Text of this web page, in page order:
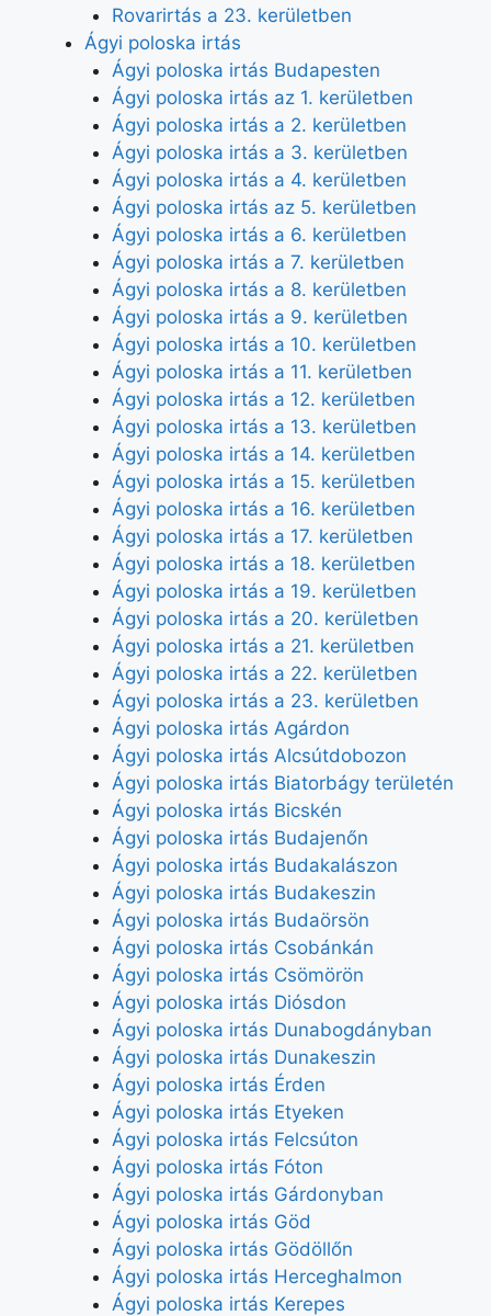
Rovarirtás a 23. kerületben
Ágyi poloska irtás
Ágyi poloska irtás Budapesten
Ágyi poloska irtás az 1. kerületben
Ágyi poloska irtás a 2. kerületben
Ágyi poloska irtás a 3. kerületben
Ágyi poloska irtás a 4. kerületben
Ágyi poloska irtás az 5. kerületben
Ágyi poloska irtás a 6. kerületben
Ágyi poloska irtás a 7. kerületben
Ágyi poloska irtás a 8. kerületben
Ágyi poloska irtás a 9. kerületben
Ágyi poloska irtás a 10. kerületben
Ágyi poloska irtás a 11. kerületben
Ágyi poloska irtás a 12. kerületben
Ágyi poloska irtás a 13. kerületben
Ágyi poloska irtás a 14. kerületben
Ágyi poloska irtás a 15. kerületben
Ágyi poloska irtás a 16. kerületben
Ágyi poloska irtás a 17. kerületben
Ágyi poloska irtás a 18. kerületben
Ágyi poloska irtás a 19. kerületben
Ágyi poloska irtás a 20. kerületben
Ágyi poloska irtás a 21. kerületben
Ágyi poloska irtás a 22. kerületben
Ágyi poloska irtás a 23. kerületben
Ágyi poloska irtás Agárdon
Ágyi poloska irtás Alcsútdobozon
Ágyi poloska irtás Biatorbágy területén
Ágyi poloska irtás Bicskén
Ágyi poloska irtás Budajenőn
Ágyi poloska irtás Budakalászon
Ágyi poloska irtás Budakeszin
Ágyi poloska irtás Budaörsön
Ágyi poloska irtás Csobánkán
Ágyi poloska irtás Csömörön
Ágyi poloska irtás Diósdon
Ágyi poloska irtás Dunabogdányban
Ágyi poloska irtás Dunakeszin
Ágyi poloska irtás Érden
Ágyi poloska irtás Etyeken
Ágyi poloska irtás Felcsúton
Ágyi poloska irtás Fóton
Ágyi poloska irtás Gárdonyban
Ágyi poloska irtás Göd
Ágyi poloska irtás Gödöllőn
Ágyi poloska irtás Herceghalmon
Ágyi poloska irtás Kerepes